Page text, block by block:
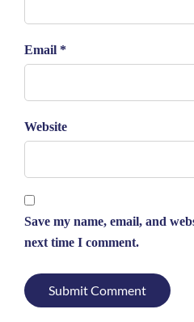
Email *
Website
Save my name, email, and
next time I comment.